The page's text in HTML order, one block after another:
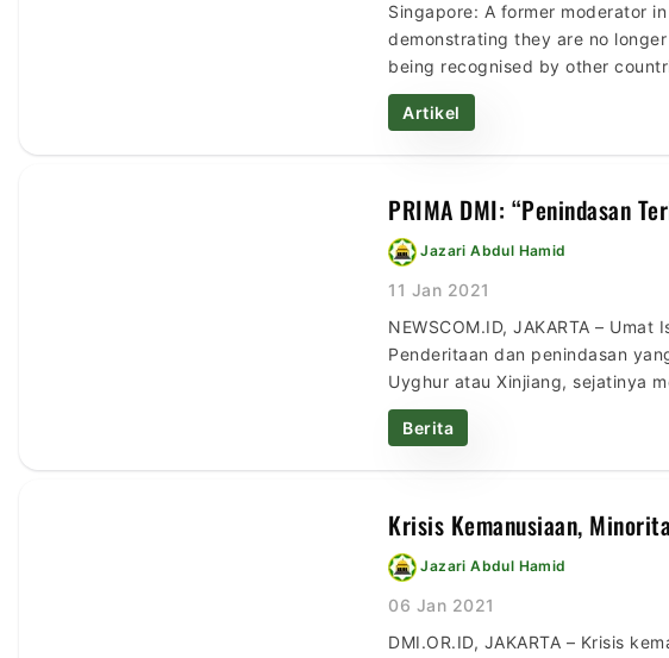
Singapore: A former moderator
demonstrating they are no
being recognised by other
from […]
Artikel
PRIMA DMI: “Penindasan
Jazari Abdul Hamid
11 Jan 2021
NEWSCOM.ID, JAKARTA –
Penderitaan dan penindasan
Uyghur atau Xinjiang, sejatinya
Islam yang Mulia. Berdsarkan
Masjid (PRIMA) Dewan […]
Berita
Krisis Kemanusiaan,
Jazari Abdul Hamid
06 Jan 2021
DMI.OR.ID, JAKARTA – Krisis